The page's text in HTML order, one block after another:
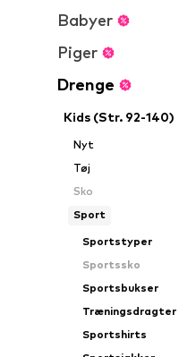
Babyer
Piger
Drenge
Kids (Str. 92-140)
Nyt
Tøj
Sko
Sport
Sportstyper
Sportssko
Sportsbukser
Træningsdragter
Sportshirts